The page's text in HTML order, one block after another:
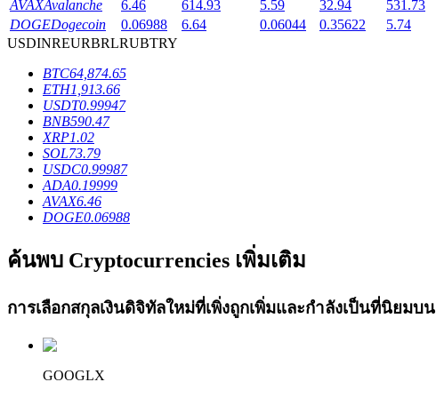
Launchpool
AVAXAvalanche 6.46 614.93 5.59 32.94 531.73
DOGEDogecoin 0.06988 6.64 0.06044 0.35622 5.74
USDINREURBRLRUBTRY
BTC64,874.65
ETH1,913.66
USDT0.99947
BNB590.47
XRP1.02
SOL73.79
USDC0.99987
ADA0.19999
AVAX6.46
DOGE0.06988
ค้นพบ Cryptocurrencies เพิ่มเติม
การเลือกสกุลเงินดิจิทัลใหม่ที่เพิ่งถูกเพิ่มและกำลังเป็นที่นิยมบน
GOOGLX